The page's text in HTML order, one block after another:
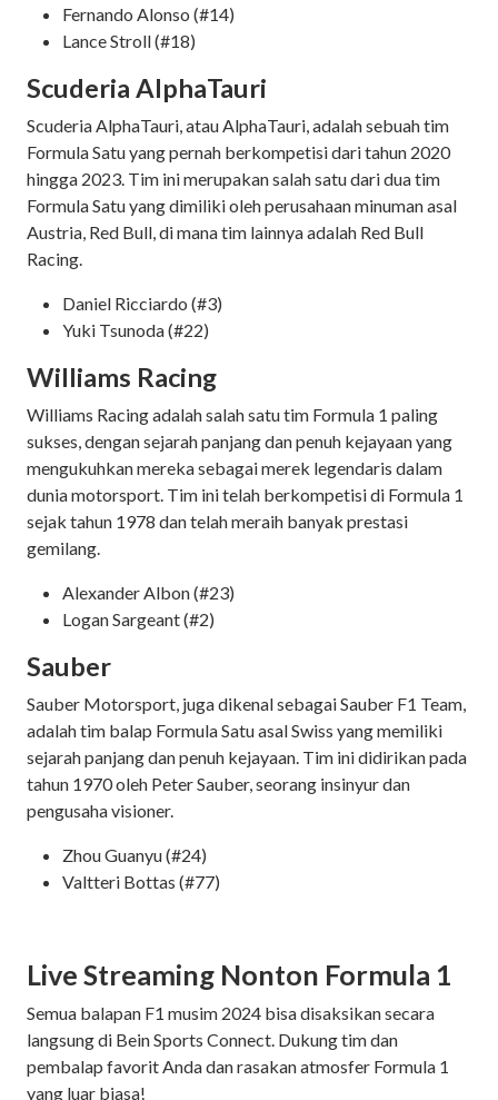
Fernando Alonso (#14)
Lance Stroll (#18)
Scuderia AlphaTauri
Scuderia AlphaTauri, atau AlphaTauri, adalah sebuah tim
Formula Satu yang pernah berkompetisi dari tahun 2020
hingga 2023. Tim ini merupakan salah satu dari dua tim
Formula Satu yang dimiliki oleh perusahaan minuman asal
Austria, Red Bull, di mana tim lainnya adalah Red Bull
Racing.
Daniel Ricciardo (#3)
Yuki Tsunoda (#22)
Williams Racing
Williams Racing adalah salah satu tim Formula 1 paling
sukses, dengan sejarah panjang dan penuh kejayaan yang
mengukuhkan mereka sebagai merek legendaris dalam
dunia motorsport. Tim ini telah berkompetisi di Formula 1
sejak tahun 1978 dan telah meraih banyak prestasi
gemilang.
Alexander Albon (#23)
Logan Sargeant (#2)
Sauber
Sauber Motorsport, juga dikenal sebagai Sauber F1 Team,
adalah tim balap Formula Satu asal Swiss yang memiliki
sejarah panjang dan penuh kejayaan. Tim ini didirikan pada
tahun 1970 oleh Peter Sauber, seorang insinyur dan
pengusaha visioner.
Zhou Guanyu (#24)
Valtteri Bottas (#77)
Live Streaming Nonton Formula 1
Semua balapan F1 musim 2024 bisa disaksikan secara
langsung di Bein Sports Connect. Dukung tim dan
pembalap favorit Anda dan rasakan atmosfer Formula 1
yang luar biasa!